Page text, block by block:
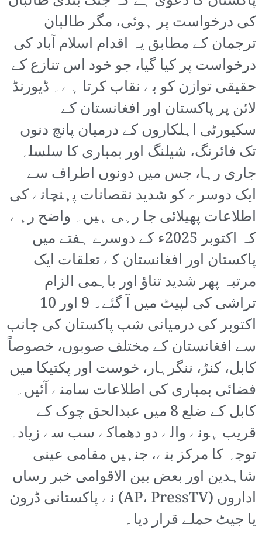
کی درخواست پر ہوئی، مگر طالبان
ترجمان کے مطابق یہ اقدام اسلام آباد کی
درخواست پر کیا گیا، جو خود اس تنازع کے
حقیقی توازن کو بے نقاب کرتا ہے۔ ڈیورنڈ
لائن پر پاکستان اور افغانستان کے
سکیورٹی اہلکاروں کے درمیان پانچ دنوں
تک فائرنگ، شیلنگ اور بمباری کا سلسلہ
جاری رہا، جس میں دونوں اطراف سے
ایک دوسرے کو شدید نقصانات پہنچانے کی
اطلاعات پھیلائی جا رہی ہیں۔ واضح رہے
کہ اکتوبر 2025ء کے دوسرے ہفتے میں
پاکستان اور افغانستان کے تعلقات ایک
مرتبہ پھر شدید تناؤ اور باہمی الزام
تراشی کی لپیٹ میں آ گئے۔ 9 اور 10
اکتوبر کی درمیانی شب پاکستان کی جانب
سے افغانستان کے مختلف صوبوں، خصوصاً
کابل، کنڑ، ننگرہار، خوست اور پکتیکا میں
فضائی بمباری کی اطلاعات سامنے آئیں۔
کابل کے ضلع 8 میں عبدالحق چوک کے
قریب ہونے والے دو دھماکے سب سے زیادہ
توجہ کا مرکز بنے، جنہیں مقامی عینی
شاہدین اور بعض بین الاقوامی خبر رساں
اداروں (AP، PressTV) نے پاکستانی ڈرون
یا جیٹ حملے قرار دیا۔